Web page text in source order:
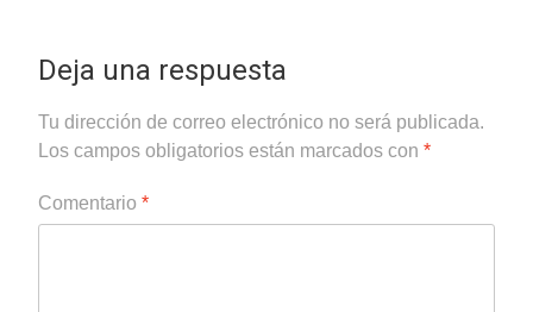
Deja una respuesta
Tu dirección de correo electrónico no será publicada.
Los campos obligatorios están marcados con *
Comentario *